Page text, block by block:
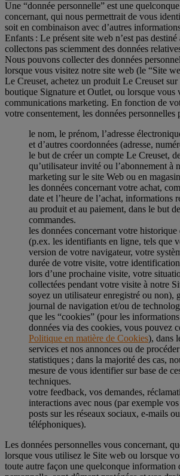
Une “donnée personnelle” est une
concernant, qui nous permettrait de vous
soit en combinaison avec d’autres
Enfants : Le présent site web n’est pas
collectons pas sciemment des données
Nous pouvons collecter des données
lorsque vous visitez notre site web (le “Site
Le Creuset, achetez un produit Le Creuset sur
boutique Signature et Outlet, ou lorsque vous
communications marketing. En fonction de
votre consentement, les données personnelles
le nom, le prénom, l’adresse
et d’autres coordonnées (adresse,
le but de créer un compte Le Creuset,
qu’utilisateur invité ou l’abonnement à
marketing sur le site Web ou en
les données concernant votre achat,
date et l’heure de l’achat, informations
au produit et au paiement, dans le but
commandes.
les données concernant votre
(p.ex. les identifiants en ligne, tels que
version de votre navigateur, votre
durée de votre visite, votre
lors d’une prochaine visite, votre
collectées pendant votre visite à notre
soyez un utilisateur enregistré ou non),
journal de navigation et/ou de
que les “cookies” (pour les
données via des cookies, vous pouvez
Politique en matière de Cookies), dans
services et nos annonces ou de
statistiques ; dans la majorité des cas,
mesure de vous identifier sur base de
techniques.
votre feedback, vos demandes,
interactions avec nous (par exemple vos
posts sur les réseaux sociaux, e-mails
téléphoniques).
Les données personnelles vous concernant,
lorsque vous utilisez le Site web ou lorsque
toute autre façon une quelconque information